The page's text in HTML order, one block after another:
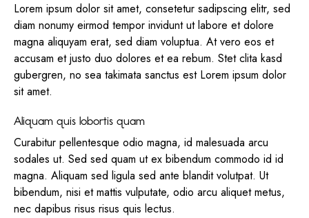
Lorem ipsum dolor sit amet, consetetur sadipscing elitr, sed
diam nonumy eirmod tempor invidunt ut labore et dolore
magna aliquyam erat, sed diam voluptua. At vero eos et
accusam et justo duo dolores et ea rebum. Stet clita kasd
gubergren, no sea takimata sanctus est Lorem ipsum dolor
sit amet.
Aliquam quis lobortis quam
Curabitur pellentesque odio magna, id malesuada arcu
sodales ut. Sed sed quam ut ex bibendum commodo id id
magna. Aliquam sed ligula sed ante blandit volutpat. Ut
bibendum, nisi et mattis vulputate, odio arcu aliquet metus,
nec dapibus risus risus quis lectus.